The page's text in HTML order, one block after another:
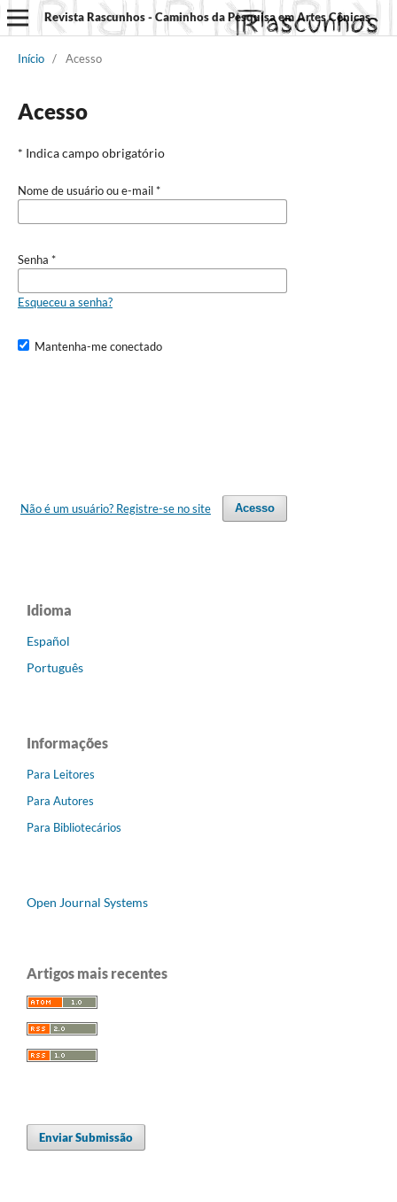
Revista Rascunhos - Caminhos da Pesquisa em Artes Cênicas
Início / Acesso
Acesso
* Indica campo obrigatório
Nome de usuário ou e-mail*
Senha *
Esqueceu a senha?
Mantenha-me conectado
Acesso
Não é um usuário? Registre-se no site
Idioma
Español
Português
Informações
Para Leitores
Para Autores
Para Bibliotecários
Open Journal Systems
Artigos mais recentes
Enviar Submissão